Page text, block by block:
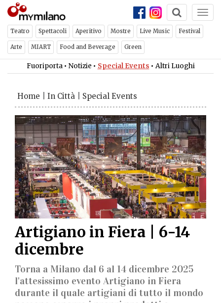
Teatro Spettacoli Aperitivo Mostre Live Music Festival
Arte MIART Food and Beverage Green
Fuoriporta • Notizie • Special Events • Altri Luoghi
Home In Città Special Events
Artigiano in Fiera | 6-14
dicembre
Torna a Milano dal 6 al 14 dicembre 2025
l'attesissimo evento Artigiano in Fiera
durante il quale artigiani di tutto il mondo